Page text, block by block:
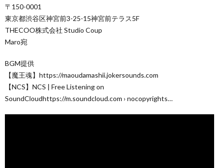
〒150-0001
東京都渋谷区神宮前3-25-15神宮前テラス5F
THECOO株式会社 Studio Coup
Maro宛
BGM提供
【魔王魂】https://maoudamashii.jokersounds.com
【NCS】NCS | Free Listening on
SoundCloudhttps://m.soundcloud.com › nocopyrights…